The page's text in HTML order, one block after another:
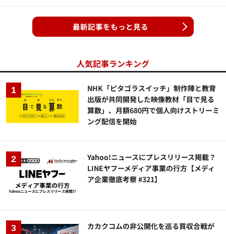
最新記事をもっと見る
人気記事ランキング
NHK「ピタゴラスイッチ」制作陣と教育
出版が共同開発した映像教材「目で見る
算数」、月額680円で個人向けストリーミ
ング配信を開始
Yahoo!ニュースにプレスリリース掲載？
LINEヤフーメディア事業の行方【メディ
ア企業徹底考察 #321】
カカクコムの非公開化を巡る買収合戦が